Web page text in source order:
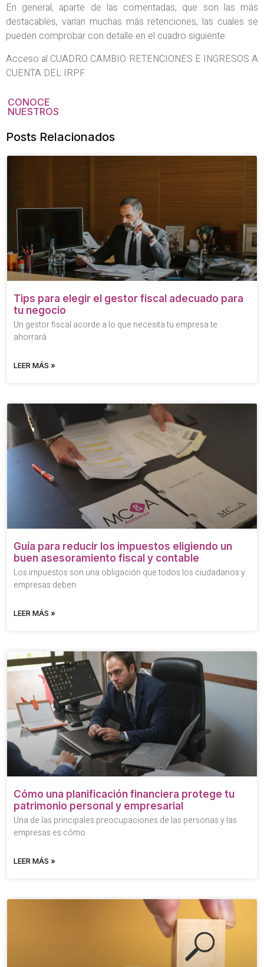
En general, aparte de las comentadas, que son las más
destacables, varían muchas más retenciones, las cuales se
pueden comprobar con detalle en el cuadro siguiente:
Acceso al CUADRO CAMBIO RETENCIONES E INGRESOS A
CUENTA DEL IRPF.
CONOCE
NUESTROS
Posts Relacionados
Tips para elegir el gestor fiscal adecuado para
tu negocio
Un gestor fiscal acorde a lo que necesita tu empresa te
ahorrará
LEER MÁS »
Guía para reducir los impuestos eligiendo un
buen asesoramiento fiscal y contable
Los impuestos son una obligación que todos los ciudadanos y
empresas deben
LEER MÁS »
Cómo una planificación financiera protege tu
patrimonio personal y empresarial
Una de las principales preocupaciones de las personas y las
empresas es cómo
LEER MÁS »